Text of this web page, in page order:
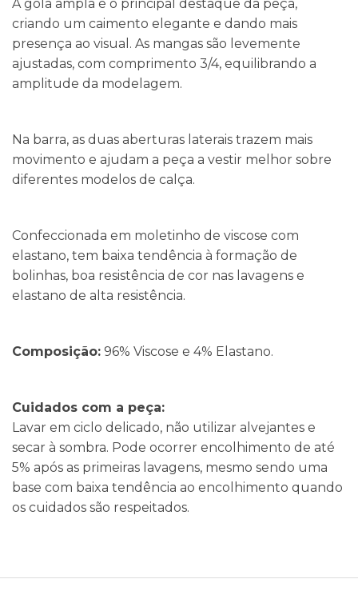
A gola ampla é o principal destaque da peça,
criando um caimento elegante e dando mais
presença ao visual. As mangas são levemente
ajustadas, com comprimento 3/4, equilibrando a
amplitude da modelagem.
Na barra, as duas aberturas laterais trazem mais
movimento e ajudam a peça a vestir melhor sobre
diferentes modelos de calça.
Confeccionada em moletinho de viscose com
elastano, tem baixa tendência à formação de
bolinhas, boa resistência de cor nas lavagens e
elastano de alta resistência.
Composição: 96% Viscose e 4% Elastano.
Cuidados com a peça:
Lavar em ciclo delicado, não utilizar alvejantes e
secar à sombra. Pode ocorrer encolhimento de até
5% após as primeiras lavagens, mesmo sendo uma
base com baixa tendência ao encolhimento quando
os cuidados são respeitados.